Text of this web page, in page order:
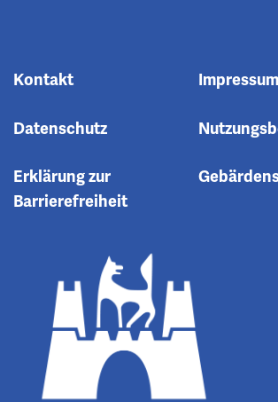
Kontakt Impressum
Datenschutz
Erklärung zur
Barrierefreiheit